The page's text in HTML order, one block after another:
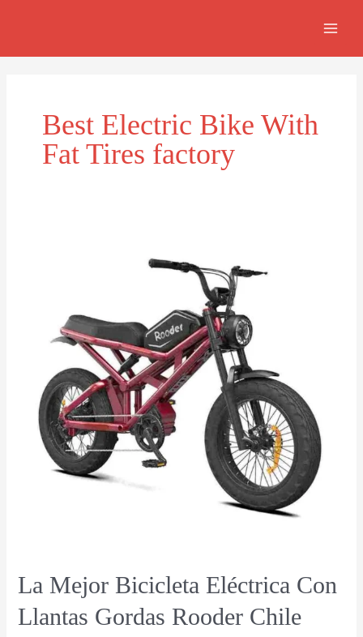
Best Electric Bike With
Fat Tires factory
La Mejor Bicicleta Eléctrica Con
Llantas Gordas Rooder Chile